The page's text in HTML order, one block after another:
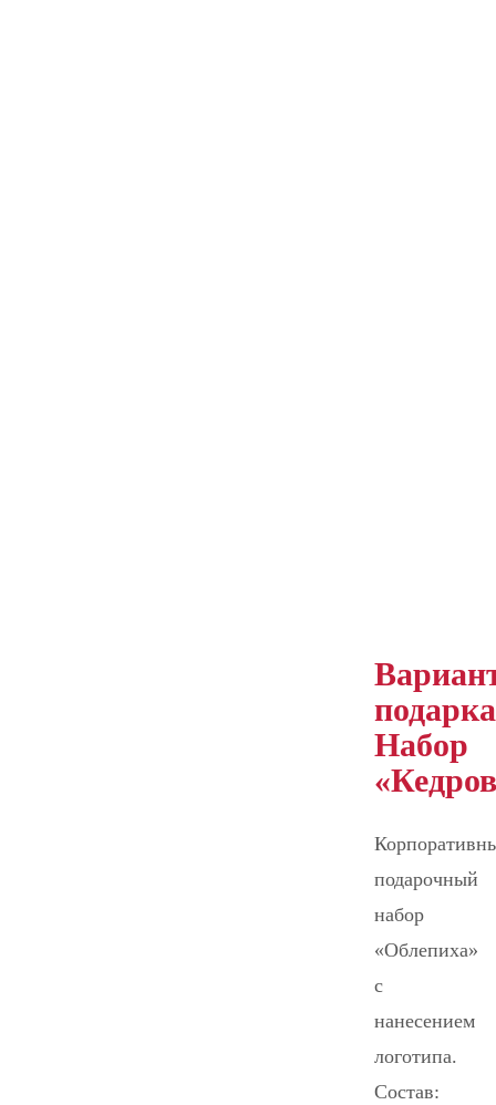
Набор
подарочный
набор
«Облепиха»
с
нанесением
логотипа.
Состав: